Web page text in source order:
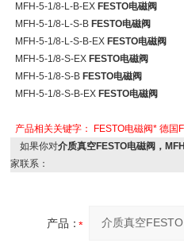
MFH-5-1/8-L-B-EXFESTO电磁阀
MFH-5-1/8-L-S-BFESTO电磁阀
MFH-5-1/8-L-S-B-EXFESTO电磁阀
MFH-5-1/8-S-EXFESTO电磁阀
MFH-5-1/8-S-BFESTO电磁阀
MFH-5-1/8-S-B-EXFESTO电磁阀
产品相关关键字： FESTO电磁阀* 德国
如果你对介质真空FESTO电磁阀，
家联系：
产品：